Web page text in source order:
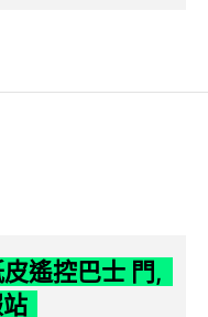
遙控巴士 門,